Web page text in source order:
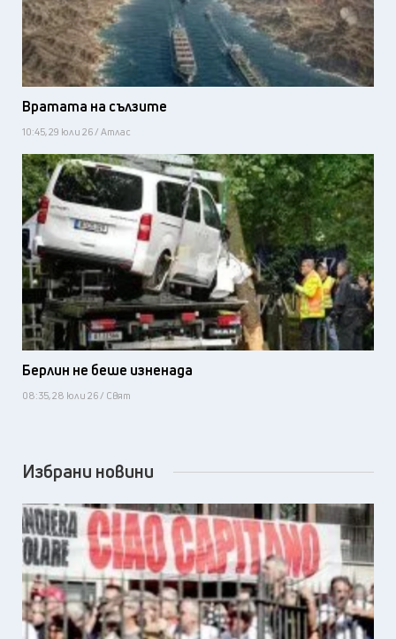
Вратата на сълзите
10:45, 29 юли 26 / Атлас
Берлин не беше изненада
08:35, 28 юли 26 / Свят
Избрани новини